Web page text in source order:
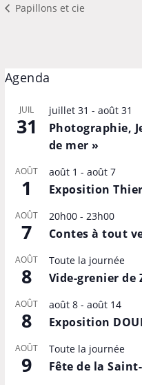
Papillons et cie
Agenda
JUIL
31
juillet 31 - août 31
Photographie,
de mer »
AOÛT
1
août 1 - août 7
Exposition
AOÛT
7
20h00- 23h00
Contes à tout
AOÛT
8
Toute la journée
Vide-grenier de
AOÛT
8
août 8- août 14
Exposition
AOÛT
9
Toute la journée
Fête de la